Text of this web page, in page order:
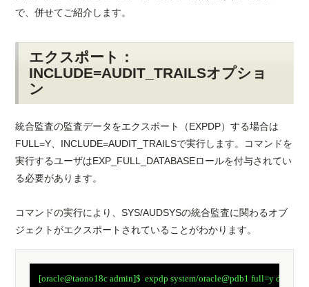
で、併せてご紹介します。
エクスポート：
INCLUDE=AUDIT_TRAILSオプショ
ン
統合監査の監査データをエクスポート（EXPDP）する場合は
FULL=Y、INCLUDE=AUDIT_TRAILSで実行します。コマンドを
実行するユーザはEXP_FULL_DATABASEロールを付与されてい
る必要があります。
コマンドの実行により、SYS/AUDSYSの統合監査に関わるオブ
ジェクトがエクスポートされていることがわかります。
[oracle@taono18c admin]$  expdp system/oracle@pdb1 full=y